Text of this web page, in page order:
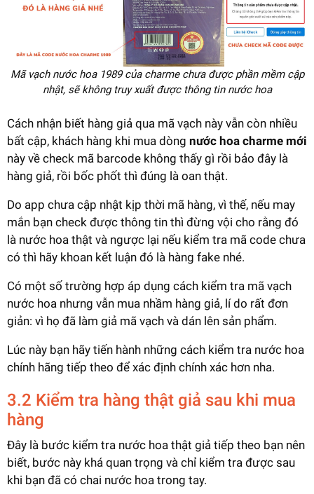
Mã vạch nước hoa 1989 của charme chưa được phần mềm cập
nhật, sẽ không truy xuất được thông tin nước hoa
Cách nhận biết hàng giả qua mã vạch này vẫn còn nhiều
bất cập, khách hàng khi mua dòng nước hoa charme mới
này về check mã barcode không thấy gì rồi bảo đây là
hàng giả, rồi bốc phốt thì đúng là oan thật.
Do app chưa cập nhật kịp thời mã hàng, vì thế, nếu may
mắn bạn check được thông tin thì đừng vội cho rằng đó
là nước hoa thật và ngược lại nếu kiểm tra mã code chưa
có thì hãy khoan kết luận đó là hàng fake nhé.
Có một số trường hợp áp dụng cách kiểm tra mã vạch
nước hoa nhưng vẫn mua nhầm hàng giả, lí do rất đơn
giản: vì họ đã làm giả mã vạch và dán lên sản phẩm.
Lúc này bạn hãy tiến hành những cách kiểm tra nước hoa
chính hãng tiếp theo để xác định chính xác hơn nha.
3.2 Kiểm tra hàng thật giả sau khi mua
hàng
Đây là bước kiểm tra nước hoa thật giả tiếp theo bạn nên
biết, bước này khá quan trọng và chỉ kiểm tra được sau
khi bạn đã có chai nước hoa trong tay.